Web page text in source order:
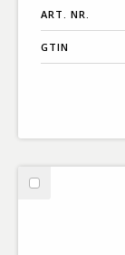
ART. NR.
GTIN
Välj